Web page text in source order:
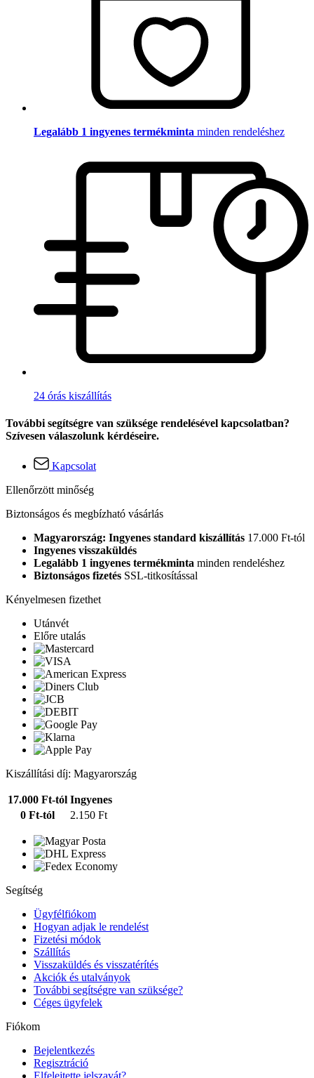
Legalább 1 ingyenes termékminta minden rendeléshez
24 órás kiszállítás
További segítségre van szüksége rendelésével kapcsolatban?
Szívesen válaszolunk kérdéseire.
Kapcsolat
Ellenőrzött minőség
Biztonságos és megbízható vásárlás
Magyarország: Ingyenes standard kiszállítás 17.000 Ft-tól
Ingyenes visszaküldés
Legalább 1 ingyenes termékminta minden rendeléshez
Biztonságos fizetés SSL-titkosítással
Kényelmesen fizethet
Utánvét
Előre utalás
Kiszállítási díj: Magyarország
17.000 Ft-tól Ingyenes
0 Ft-tól
2.150 Ft
Segítség
Ügyfélfiókom
Hogyan adjak le rendelést
Fizetési módok
Szállítás
Visszaküldés és visszatérítés
Akciók és utalványok
További segítségre van szüksége?
Céges ügyfelek
Fiókom
Bejelentkezés
Regisztráció